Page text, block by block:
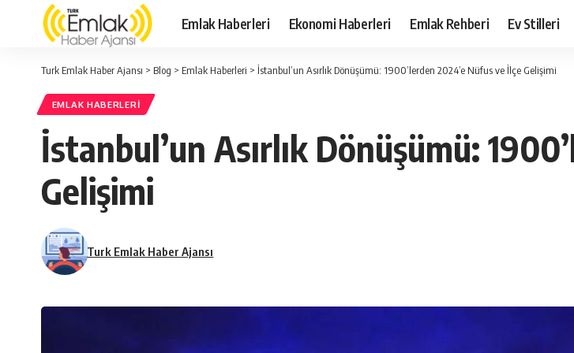
Emlak Haberleri Ekonomi Haberleri Emlak Rehberi Ev Stilleri
Turk Emlak Haber Ajansı > Blog > Emlak Haberleri > İstanbul’un Asırlık Dönüşümü: 1900’lerden 2024’e Nüfus ve İlçe Gelişimi
EMLAK HABERLERI
İstanbul’un Asırlık Dönüşümü:
Gelişimi
Turk Emlak Haber Ajansı